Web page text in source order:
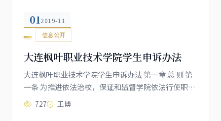
01 2019-11
信息公开
大连枫叶职业技术学院学生申诉办法
大连枫叶职业技术学院学生申诉办法 第一章 总 则 第
一条 为推进依法治校，保证和监督学院依法行使职
权，保障学生的合法权益，根据教育部《普通高等学
校学生管理规定》和有关法律法规精神，结合本院实
727 王博